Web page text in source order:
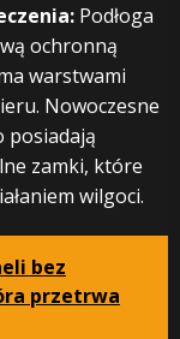
Podłoga
ochronną
warstwami
Nowoczesne
posiadają
zamki, które
wilgoci.
bez
przetrwa